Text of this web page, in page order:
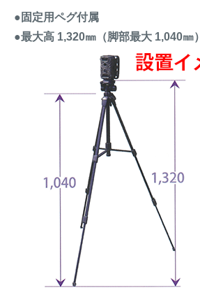
●固定用ペグ付属
●最大高 1,320㎜（脚部最大 1,040㎜）